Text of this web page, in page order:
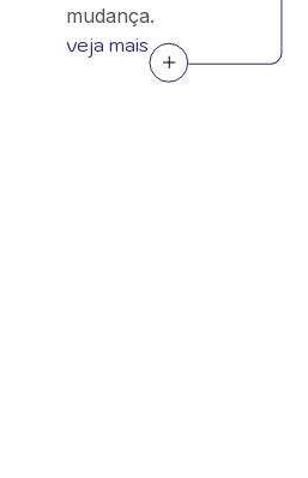
mudança.
veja mais